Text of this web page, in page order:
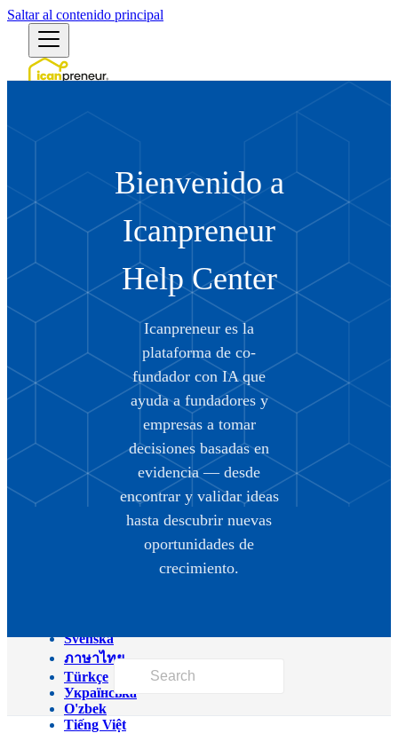
Saltar al contenido principal
English (UK)
Български
Čeština
Dansk
Deutsch (Deutschland)
Deutsch (Schweiz)
Ελληνικά
Español (España)
Español (México)
Filipino
Français (France)
Français (Canada)
Magyar
ქართული
한국어
Latviešu
Македонски
Bahasa Melayu
Português (Brasil)
Svenska
ภาษาไทย
Türkçe
Українська
O'zbek
Tiếng Việt
Bienvenido a
Icanpreneur
Help Center
Icanpreneur es la
plataforma de co-
fundador con IA que
ayuda a fundadores y
empresas a tomar
decisiones basadas en
evidencia — desde
encontrar y validar ideas
hasta descubrir nuevas
oportunidades de
crecimiento.